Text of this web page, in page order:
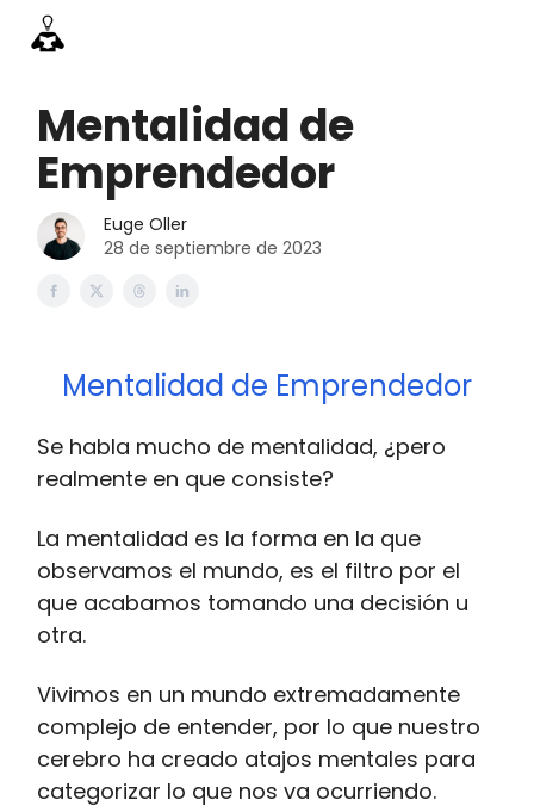
Mentalidad de
Emprendedor
Euge Oller
28 de septiembre de 2023
Mentalidad de Emprendedor
Se habla mucho de mentalidad, ¿pero
realmente en que consiste?
La mentalidad es la forma en la que
observamos el mundo, es el filtro por el
que acabamos tomando una decisión u
otra.
Vivimos en un mundo extremadamente
complejo de entender, por lo que nuestro
cerebro ha creado atajos mentales para
categorizar lo que nos va ocurriendo.